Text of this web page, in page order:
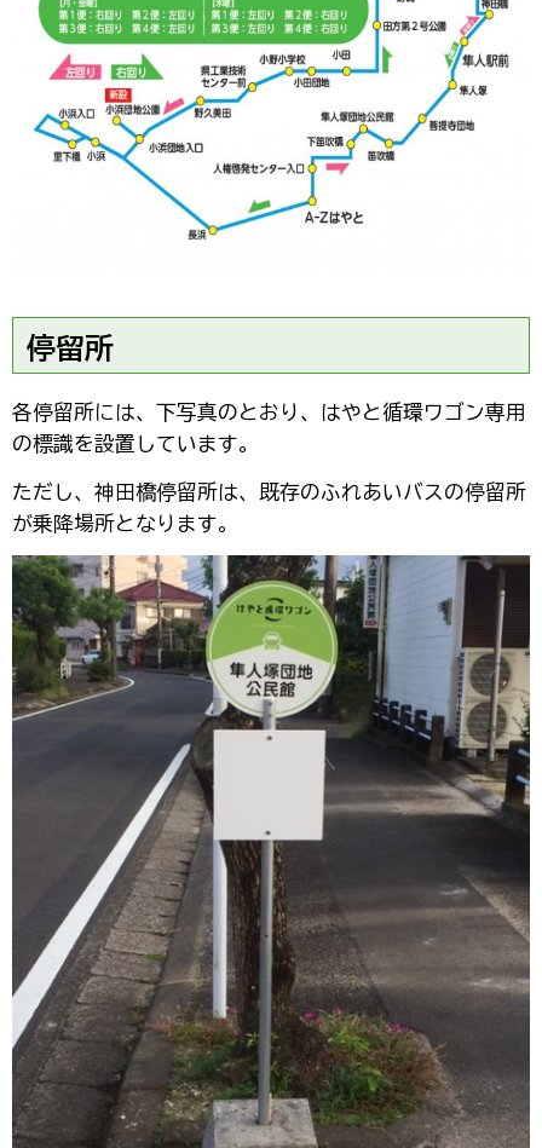
停留所
各停留所には、下写真のとおり、はやと循環ワゴン専用
の標識を設置しています。
ただし、神田橋停留所は、既存のふれあいバスの停留所
が乗降場所となります。